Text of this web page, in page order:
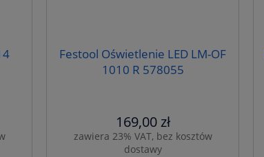
Festool Oświetlenie LED LM-OF
1010 R 578055
169,00 zł
zawiera 23% VAT, bez kosztów
dostawy